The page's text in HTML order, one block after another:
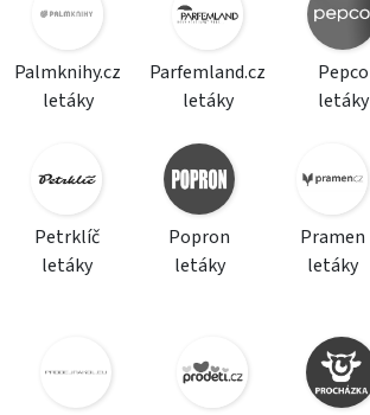
Palmknihy.cz
letáky
Parfemland.cz
letáky
Pepco
letáky
Petrklíč
letáky
Popron
letáky
Pramen
letáky